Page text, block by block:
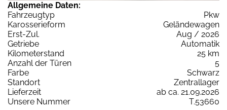
Allgemeine Daten:
Fahrzeugtyp
Pkw
Karosserieform
Geländewagen
Erst-Zul.
Aug / 2026
Getriebe
Automatik
Kilometerstand
25 km
Anzahl der Türen
5
Farbe
Schwarz
Standort
Zentrallager
Lieferzeit
ab ca. 21.09.2026
Unsere Nummer
T.53660